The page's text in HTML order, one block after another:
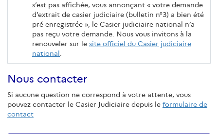
s’est pas affichée, vous annonçant « votre demande
d’extrait de casier judiciaire (bulletin n°3) a bien été
pré-enregistrée », le Casier judiciaire national n’a
pas reçu votre demande. Nous vous invitons à la
renouveler sur le site officiel du Casier judiciaire
national.
Nous contacter
Si aucune question ne correspond à votre attente, vous
pouvez contacter le Casier Judiciaire depuis le formulaire de
contact